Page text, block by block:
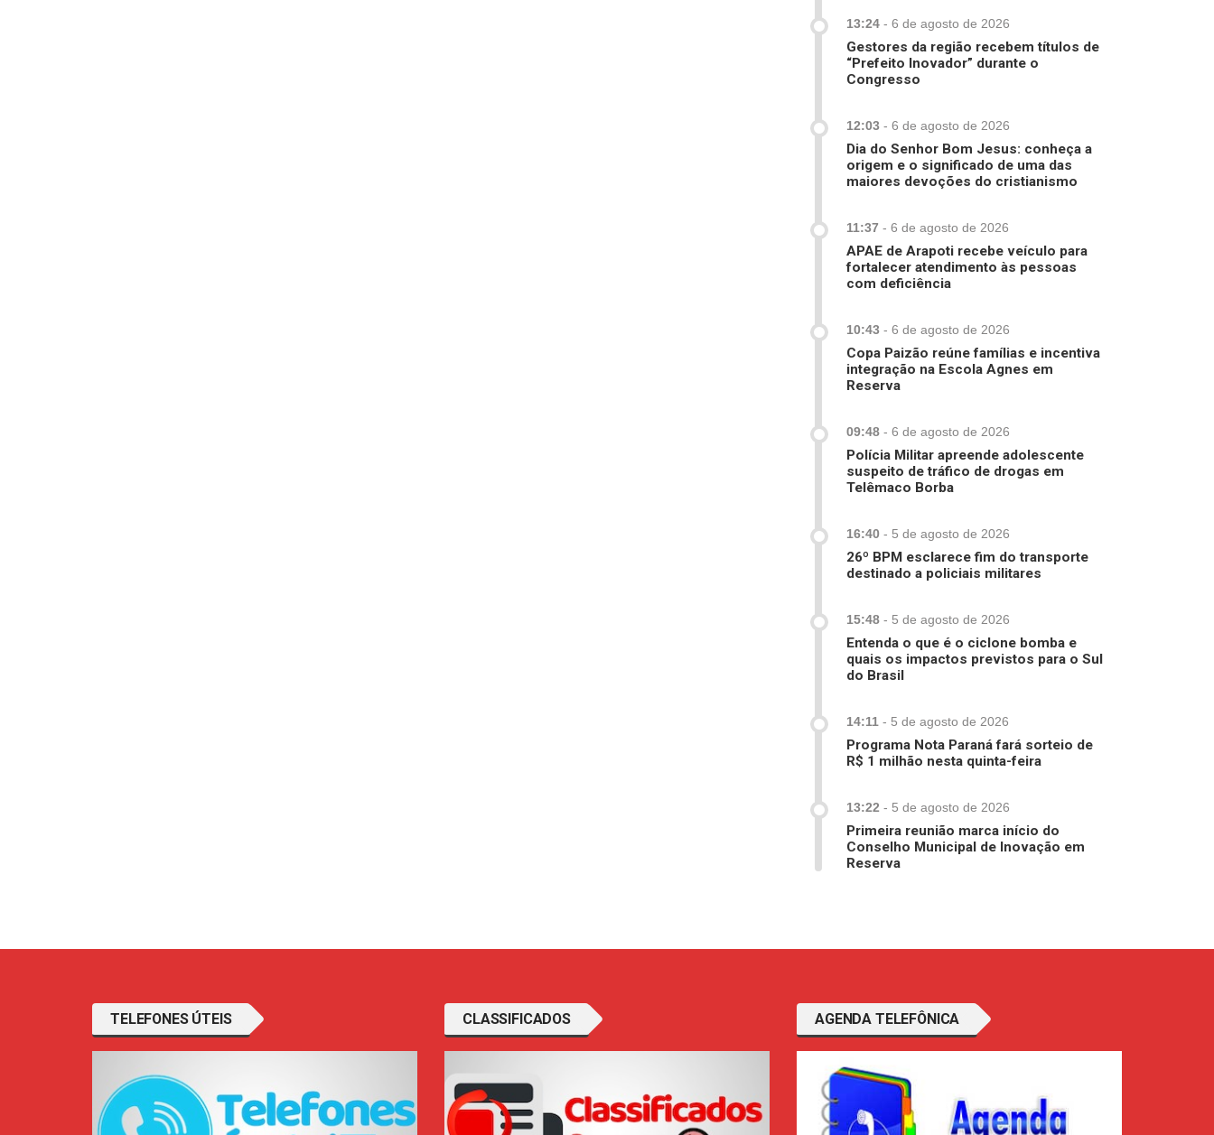
13:24 - 6 de agosto de 2026
Gestores da região recebem títulos de
“Prefeito Inovador” durante o
Congresso
12:03 - 6 de agosto de 2026
Dia do Senhor Bom Jesus: conheça a
origem e o significado de uma das
maiores devoções do cristianismo
11:37 - 6 de agosto de 2026
APAE de Arapoti recebe veículo para
fortalecer atendimento às pessoas
com deficiência
10:43 - 6 de agosto de 2026
Copa Paizão reúne famílias e incentiva
integração na Escola Agnes em
Reserva
09:48 - 6 de agosto de 2026
Polícia Militar apreende adolescente
suspeito de tráfico de drogas em
Telêmaco Borba
16:40 - 5 de agosto de 2026
26º BPM esclarece fim do transporte
destinado a policiais militares
15:48 - 5 de agosto de 2026
Entenda o que é o ciclone bomba e
quais os impactos previstos para o Sul
do Brasil
14:11 - 5 de agosto de 2026
Programa Nota Paraná fará sorteio de
R$ 1 milhão nesta quinta-feira
13:22 - 5 de agosto de 2026
Primeira reunião marca início do
Conselho Municipal de Inovação em
Reserva
TELEFONES ÚTEIS CLASSIFICADOS AGENDA TELEFÔNICA